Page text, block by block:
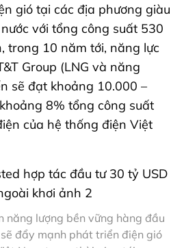
gió tại các địa phương giàu
với tổng công suất 530
trong 10 năm tới, năng lực
Group (LNG và năng
sẽ đạt khoảng 10.000 –
8% tổng công suất
của hệ thống điện Việt
năng lượng bền vững hàng đầu
đẩy mạnh phát triển điện gió